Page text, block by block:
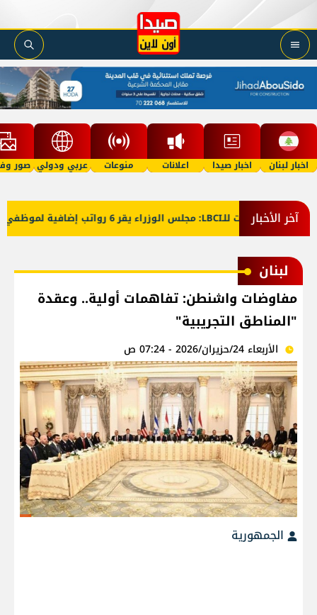
اخبار لبنان اخبار صيدا اعلانات منوعات عربي ودولي صور
آخر الأخبار
معلومات للـLBCI: مجلس الوزراء يقر 6 رواتب إضافية لموظفي القطاع العام وصرف الفروقات بأثر رجعي منذ آذار
لبنان
مفاوضات واشنطن: تفاهمات أولية.. وعقدة
"المناطق التجريبية"
الأربعاء 24/حزيران/2026 - 07:24 ص
الجمهورية